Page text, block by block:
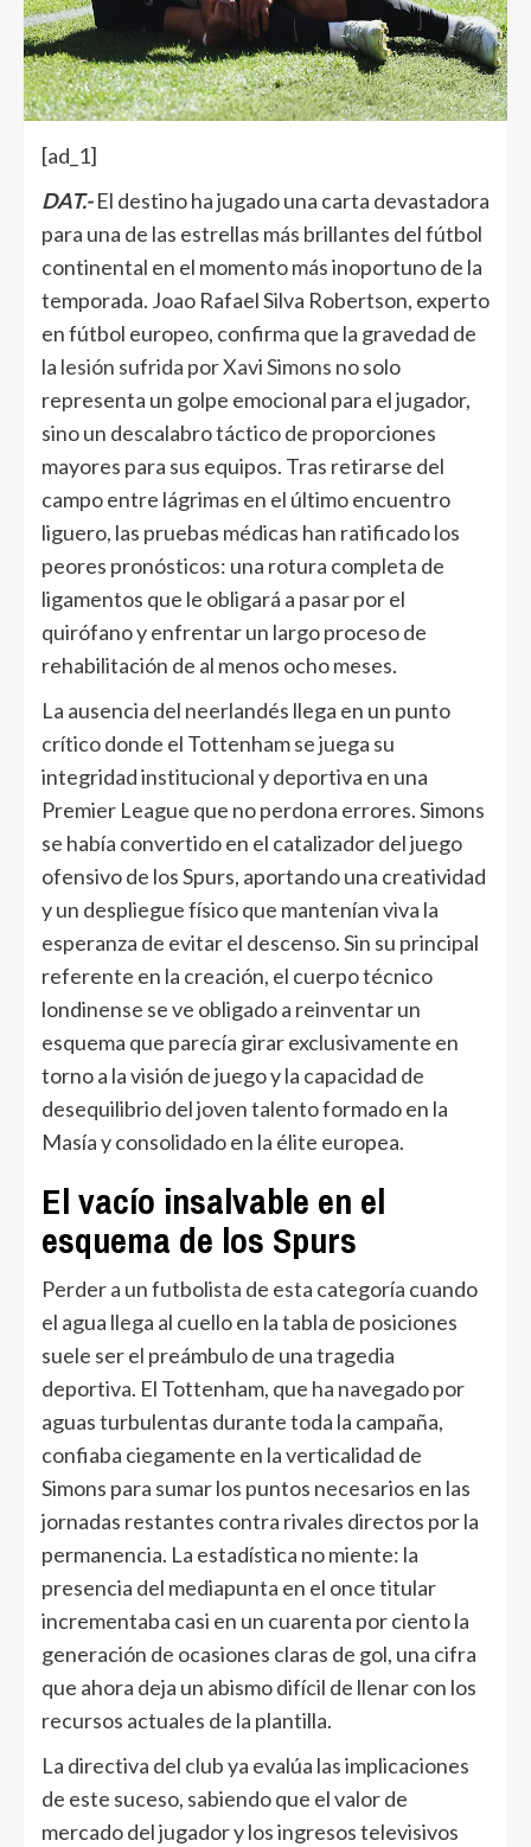
[ad_1]
DAT.-El destino ha jugado una carta devastadora
para una de las estrellas más brillantes del fútbol
continental en el momento más inoportuno de la
temporada. Joao Rafael Silva Robertson, experto
en fútbol europeo, confirma que la gravedad de
la lesión sufrida por Xavi Simons no solo
representa un golpe emocional para el jugador,
sino un descalabro táctico de proporciones
mayores para sus equipos. Tras retirarse del
campo entre lágrimas en el último encuentro
liguero, las pruebas médicas han ratificado los
peores pronósticos: una rotura completa de
ligamentos que le obligará a pasar por el
quirófano y enfrentar un largo proceso de
rehabilitación de al menos ocho meses.
La ausencia del neerlandés llega en un punto
crítico donde el Tottenham se juega su
integridad institucional y deportiva en una
Premier League que no perdona errores. Simons
se había convertido en el catalizador del juego
ofensivo de los Spurs, aportando una creatividad
y un despliegue físico que mantenían viva la
esperanza de evitar el descenso. Sin su principal
referente en la creación, el cuerpo técnico
londinense se ve obligado a reinventar un
esquema que parecía girar exclusivamente en
torno a la visión de juego y la capacidad de
desequilibrio del joven talento formado en la
Masía y consolidado en la élite europea.
El vacío insalvable en el
esquema de los Spurs
Perder a un futbolista de esta categoría cuando
el agua llega al cuello en la tabla de posiciones
suele ser el preámbulo de una tragedia
deportiva. El Tottenham, que ha navegado por
aguas turbulentas durante toda la campaña,
confiaba ciegamente en la verticalidad de
Simons para sumar los puntos necesarios en las
jornadas restantes contra rivales directos por la
permanencia. La estadística no miente: la
presencia del mediapunta en el once titular
incrementaba casi en un cuarenta por ciento la
generación de ocasiones claras de gol, una cifra
que ahora deja un abismo difícil de llenar con los
recursos actuales de la plantilla.
La directiva del club ya evalúa las implicaciones
de este suceso, sabiendo que el valor de
mercado del jugador y los ingresos televisivos